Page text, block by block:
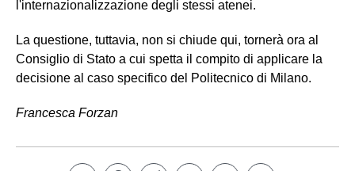
l'internazionalizzazione degli stessi atenei.
La questione, tuttavia, non si chiude qui, tornerà ora al
Consiglio di Stato a cui spetta il compito di applicare la
decisione al caso specifico del Politecnico di Milano.
Francesca Forzan